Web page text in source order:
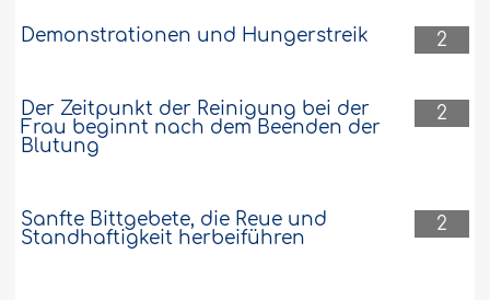
2
Demonstrationen und Hungerstreik
2
Der Zeitpunkt der Reinigung bei der
Frau beginnt nach dem Beenden der
Blutung
2
Sanfte Bittgebete, die Reue und
Standhaftigkeit herbeiführen